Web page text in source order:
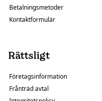
Betalningsmetoder
Kontaktformulär
Rättsligt
Företagsinformation
Frånträd avtal